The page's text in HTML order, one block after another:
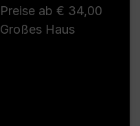
Preise ab € 34,00
Großes Haus